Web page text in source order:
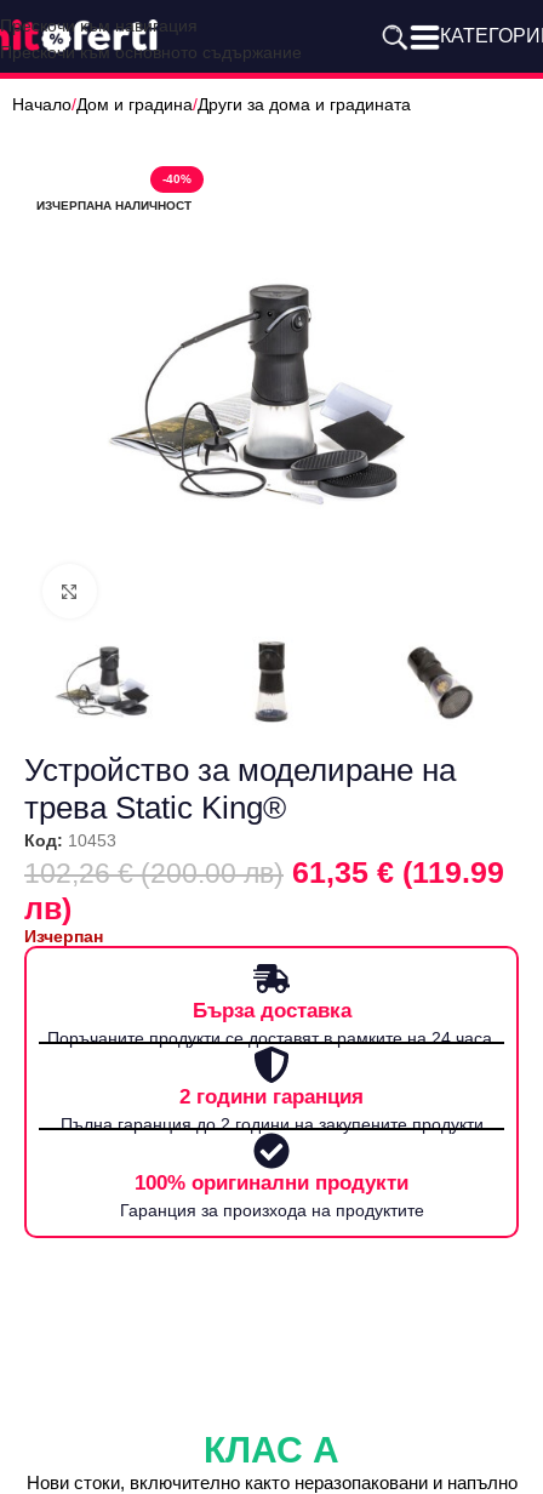
Прескочи към навигация
Прескочи към основното съдържание
Начало/Дом и градина/Други за дома и градината
-40%
ИЗЧЕРПАНА НАЛИЧНОСТ
Устройство за моделиране на
трева Static King®
Код: 10453
102,26 € (200.00 лв) 61,35 € (119.99
лв)
Изчерпан
Бърза доставка
Поръчаните продукти се доставят в рамките на 24 часа.
2 години гаранция
Пълна гаранция до 2 години на закупените продукти
100% оригинални продукти
Гаранция за произхода на продуктите
КЛАС А
Нови стоки, включително както неразопаковани и напълно